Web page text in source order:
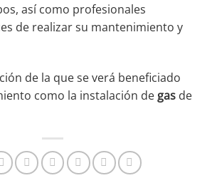
así como profesionales
de realizar su mantenimiento y
de la que se verá beneficiado
como la instalación de gas de